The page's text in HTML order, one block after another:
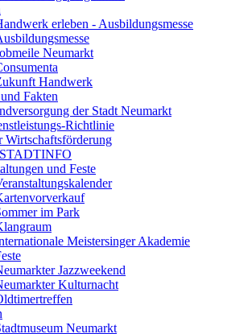
erleben - Ausbildungsmesse
Neumarkt
Handwerk
Fakten
der Stadt Neumarkt
Richtlinie
Wirtschaftsförderung
und Feste
im Park
Meistersinger Akademie
Jazzweekend
Kulturnacht
Neumarkt